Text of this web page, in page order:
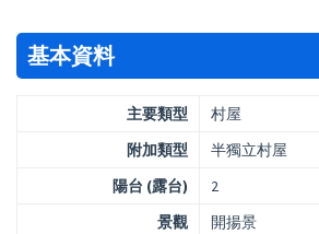
基本資料
主要類型
村屋
附加類型
半獨立村屋
陽台 (露台)
2
景觀
開揚景